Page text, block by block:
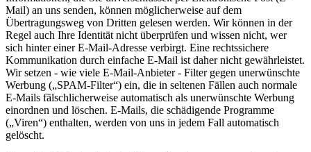
Mail) an uns senden, können möglicherweise auf dem
Übertragungsweg von Dritten gelesen werden. Wir können in der
Regel auch Ihre Identität nicht überprüfen und wissen nicht, wer
sich hinter einer E-Mail-Adresse verbirgt. Eine rechtssichere
Kommunikation durch einfache E-Mail ist daher nicht gewährleistet.
Wir setzen - wie viele E-Mail-Anbieter - Filter gegen unerwünschte
Werbung („SPAM-Filter“) ein, die in seltenen Fällen auch normale
E-Mails fälschlicherweise automatisch als unerwünschte Werbung
einordnen und löschen. E-Mails, die schädigende Programme
(„Viren“) enthalten, werden von uns in jedem Fall automatisch
gelöscht.